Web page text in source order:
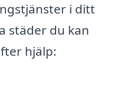
i ditt
städer du kan
hjälp: